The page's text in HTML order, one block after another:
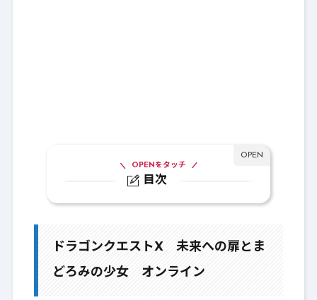
目次
OPENをタッチ
2. Ver1：目覚めし五つの種族 オンライン
3. Ver2：眠れる勇者と導きの盟友 オンラ
ドラゴンクエストX 未来への扉とま
どろみの少女 オンライン